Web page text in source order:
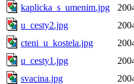
kaplicka_s_umenim.jpg
u_cesty2.jpg
cteni_u_kostela.jpg
u_cesty1.jpg
svacina.jpg